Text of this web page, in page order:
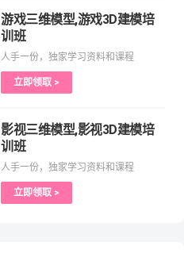
游戏三维模型,游戏3D建模培
训班
人手一份，独家学习资料和课程
立即领取 >
影视三维模型,影视3D建模培
训班
人手一份，独家学习资料和课程
立即领取 >